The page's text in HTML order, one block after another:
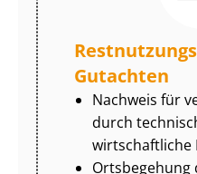
Gutachten
Nachweis für
durch
wirtschaftliche